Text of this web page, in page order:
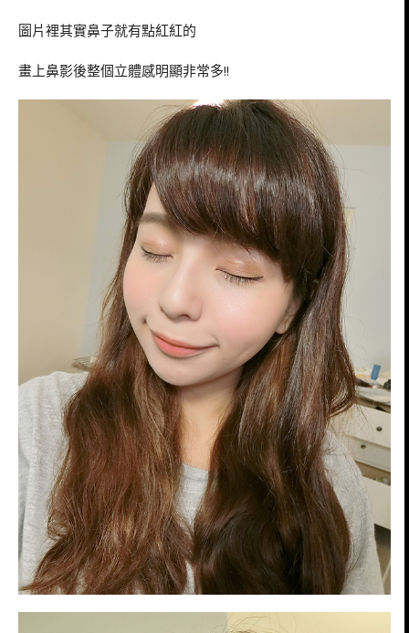
圖片裡其實鼻子就有點紅紅的
畫上鼻影後整個立體感明顯非常多!!